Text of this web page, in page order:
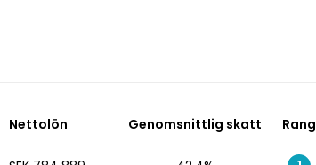
Nettolön Genomsnittlig skatt Rang